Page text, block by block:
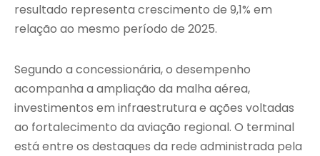
resultado representa crescimento de 9,1% em
relação ao mesmo período de 2025.
Segundo a concessionária, o desempenho
acompanha a ampliação da malha aérea,
investimentos em infraestrutura e ações voltadas
ao fortalecimento da aviação regional. O terminal
está entre os destaques da rede administrada pela